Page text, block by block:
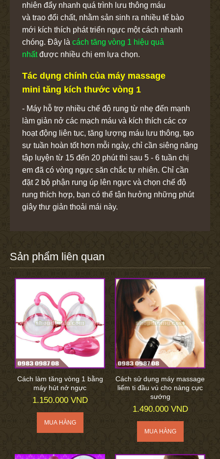
nhiên đẩy nhanh quá trình lưu thông máu
và trao đổi chất, nhằm sản sinh ra nhiều tế bào
mới kích thích phát triển ngực một cách nhanh
chóng. Đây là cách tăng vòng 1 hiệu quả
nhấtđược nhiều chị em lựa chọn.
Tác dụng chính của máy massage
mini tăng kích thước vòng 1
- Máy hỗ trợ nhiều chế độ rung từ nhẹ đến mạnh
làm giản nở các mạch máu và kích thích các cơ
hoạt động liên tục, tăng lượng máu lưu thông, tạo
sự tuần hoàn tốt hơn mỗi ngày, chỉ cần siêng năng
tập luyện từ 15 đến 20 phút thì sau 5 - 6 tuần chị
em đã có vòng ngực săn chắc tự nhiên. Chỉ cần
đặt 2 bộ phận rung úp lên ngực và chọn chế độ
rung thích hợp, bạn có thể tận hưởng những phút
giây thư giản thoải mái này.
Sản phẩm liên quan
Cách làm tăng vòng 1 bằng
máy hút nở ngực
1.150.000 VND
Cách sử dụng máy massage
liếm ti đầu vú cho nàng cực
sướng
1.490.000 VND